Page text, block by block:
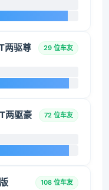
两驱尊
29 位车友
两驱豪
72 位车友
108 位车友